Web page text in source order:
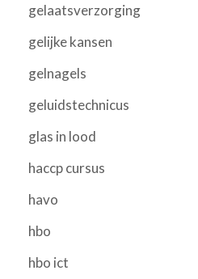
gelaatsverzorging
gelijke kansen
gelnagels
geluidstechnicus
glas in lood
haccp cursus
havo
hbo
hbo ict